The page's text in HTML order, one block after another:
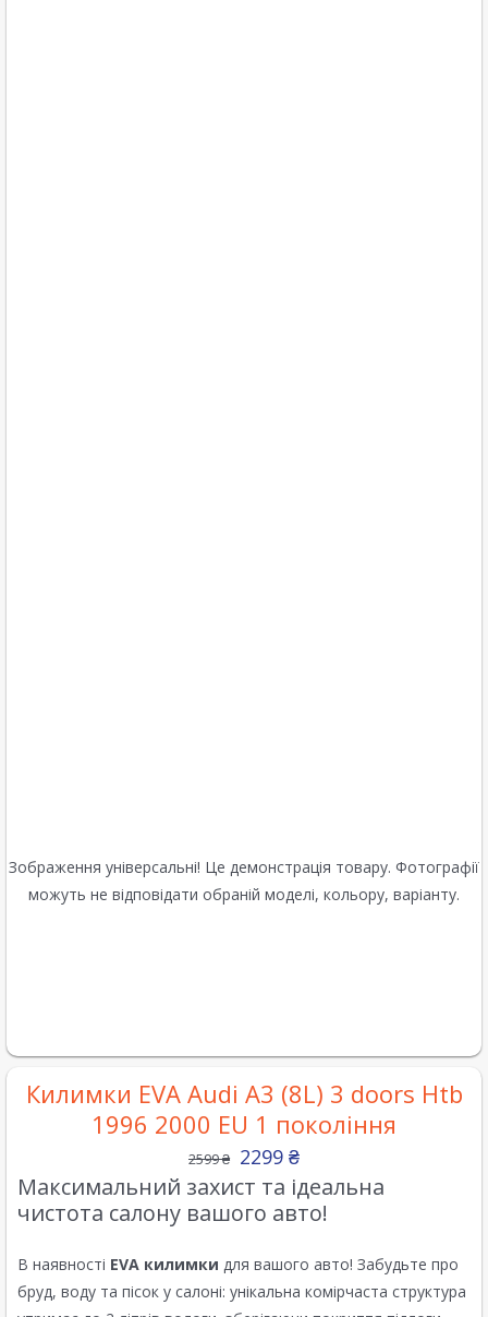
Зображення універсальні! Це демонстрація товару. Фотографії
можуть не відповідати обраній моделі, кольору, варіанту.
Килимки EVA Audi A3 (8L) 3 doors Htb
1996 2000 EU 1 покоління
2599₴ 2299 ₴
Максимальний захист та ідеальна
чистота салону вашого авто!
В наявності EVA килимки для вашого авто! Забудьте про
бруд, воду та пісок у салоні: унікальна комірчаста структура